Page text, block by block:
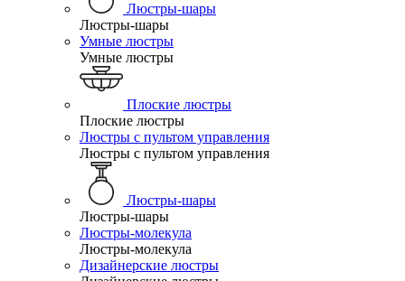
Люстры-шары
Люстры-шары
Умные люстры
Умные люстры
Плоские люстры
Плоские люстры
Люстры с пультом управления
Люстры с пультом управления
Люстры-шары
Люстры-шары
Люстры-молекула
Люстры-молекула
Дизайнерские люстры